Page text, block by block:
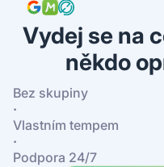
Vydej se na
někdo
Bez skupiny
·
Vlastním tempem
·
Podpora 24/7